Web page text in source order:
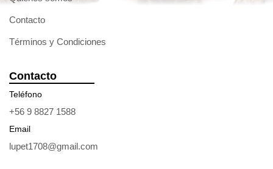
Contacto
Términos y Condiciones
Contacto
Teléfono
+56 9 8827 1588
Email
lupet1708@gmail.com